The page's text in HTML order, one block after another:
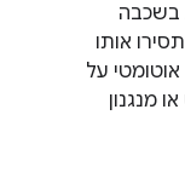
בשכבה
אותו
על
מנגנון